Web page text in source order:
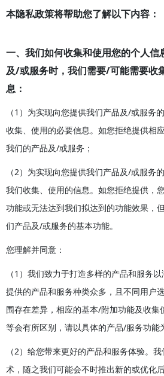
本隐私政策将帮助您了解以下内容：
一、我们如何收集和使用您的个人信
及/或服务时，我们需要/可能需要收
息：
（1）为实现向您提供我们产品及/或服务
收集、使用的必要信息。如您拒绝提供相
我们的产品及/或服务；
（2）为实现向您提供我们产品及/或服务
我们收集、使用的信息。如您拒绝提供，
功能或无法达到我们拟达到的功能效果，
们产品及/或服务的基本功能。
您理解并同意：
（1）我们致力于打造多样的产品和服务
提供的产品和服务种类众多，且不同用户
围存在差异，相应的基本/附加功能及收集
等会有所区别，请以具体的产品/服务功能
（2）给您带来更好的产品和服务体验。
术，随之我们可能会不时推出新的或优化